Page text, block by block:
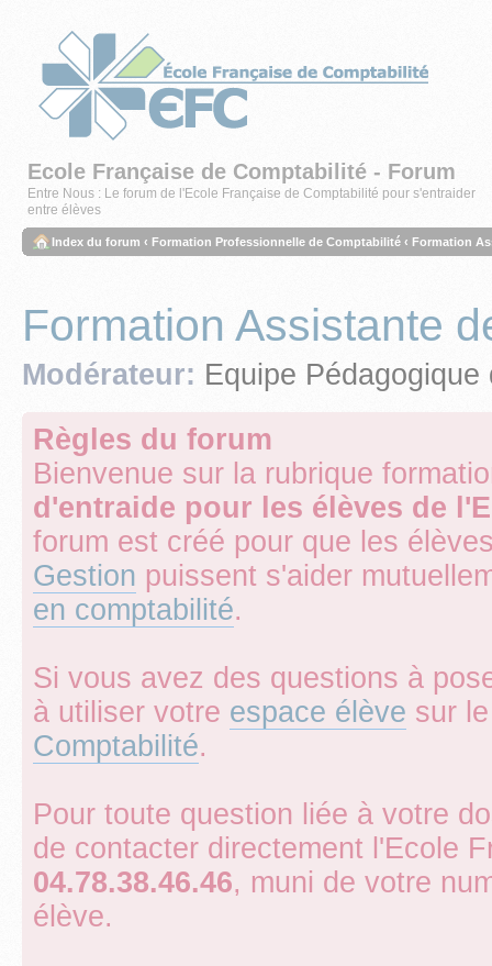
Ecole Française de Comptabilité - Forum
Entre Nous : Le forum de l'Ecole Française de Comptabilité pour s'entraider
entre élèves
Index du forum ‹ Formation Professionnelle de Comptabilité ‹ Formation
Formation Assistante
Modérateur: Equipe Pédagogique
Règles du forum
Bienvenue sur la rubrique
d'entraide pour les élèves de
forum est créé pour que les
Gestion puissent s'aider
en comptabilité.
Si vous avez des questions à
à utiliser votre espace élève sur
Comptabilité.
Pour toute question liée à votre
de contacter directement l'Ecole
04.78.38.46.46, muni de votre
élève.